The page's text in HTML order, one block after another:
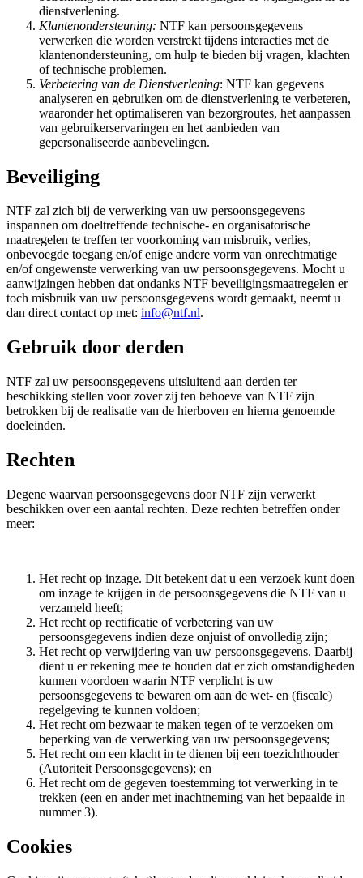
dienstverlening.
Klantenondersteuning: NTF kan persoonsgegevens
verwerken die worden verstrekt tijdens interacties met de
klantenondersteuning, om hulp te bieden bij vragen, klachten
of technische problemen.
Verbetering van de Dienstverlening: NTF kan gegevens
analyseren en gebruiken om de dienstverlening te verbeteren,
waaronder het optimaliseren van bezorgroutes, het aanpassen
van gebruikerservaringen en het aanbieden van
gepersonaliseerde aanbevelingen.
Beveiliging
NTF zal zich bij de verwerking van uw persoonsgegevens
inspannen om doeltreffende technische- en organisatorische
maatregelen te treffen ter voorkoming van misbruik, verlies,
onbevoegde toegang en/of enige andere vorm van onrechtmatige
en/of ongewenste verwerking van uw persoonsgegevens. Mocht u
aanwijzingen hebben dat ondanks NTF beveiligingsmaatregelen er
toch misbruik van uw persoonsgegevens wordt gemaakt, neemt u
dan direct contact op met: info@ntf.nl.
Gebruik door derden
NTF zal uw persoonsgegevens uitsluitend aan derden ter
beschikking stellen voor zover zij ten behoeve van NTF zijn
betrokken bij de realisatie van de hierboven en hierna genoemde
doeleinden.
Rechten
Degene waarvan persoonsgegevens door NTF zijn verwerkt
beschikken over een aantal rechten. Deze rechten betreffen onder
meer:
Het recht op inzage. Dit betekent dat u een verzoek kunt doen
om inzage te krijgen in de persoonsgegevens die NTF van u
verzameld heeft;
Het recht op rectificatie of verbetering van uw
persoonsgegevens indien deze onjuist of onvolledig zijn;
Het recht op verwijdering van uw persoonsgegevens. Daarbij
dient u er rekening mee te houden dat er zich omstandigheden
kunnen voordoen waarin NTF verplicht is uw
persoonsgegevens te bewaren om aan de wet- en (fiscale)
regelgeving te kunnen voldoen;
Het recht om bezwaar te maken tegen of te verzoeken om
beperking van de verwerking van uw persoonsgegevens;
Het recht om een klacht in te dienen bij een toezichthouder
(Autoriteit Persoonsgegevens); en
Het recht om de gegeven toestemming tot verwerking in te
trekken (een en ander met inachtneming van het bepaalde in
nummer 3).
Cookies